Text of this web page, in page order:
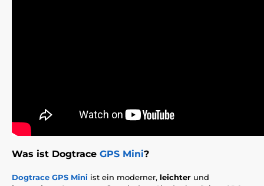
Was ist Dogtrace GPS Mini?
Dogtrace GPS Mini ist ein moderner, leichter und